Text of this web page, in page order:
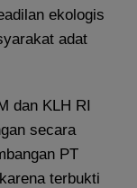
ekologis
adat
dan KLH RI
secara
PT
terbukti